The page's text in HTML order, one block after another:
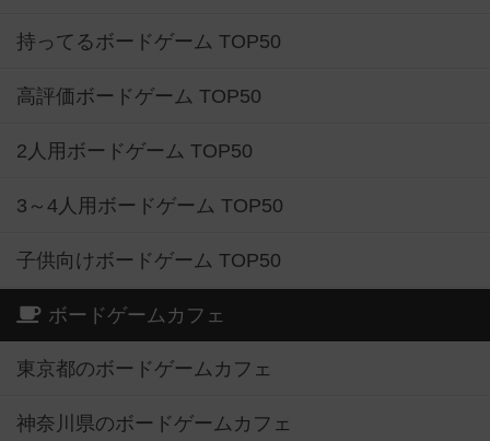
持ってるボードゲーム TOP50
高評価ボードゲーム TOP50
2人用ボードゲーム TOP50
3～4人用ボードゲーム TOP50
子供向けボードゲーム TOP50
ボードゲームカフェ
東京都のボードゲームカフェ
神奈川県のボードゲームカフェ